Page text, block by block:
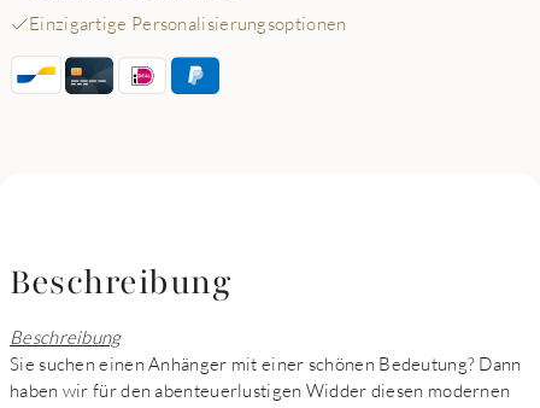
Einzigartige Personalisierungsoptionen
Beschreibung
Beschreibung
Sie suchen einen Anhänger mit einer schönen Bedeutung? Dann
haben wir für den abenteuerlustigen Widder diesen modernen